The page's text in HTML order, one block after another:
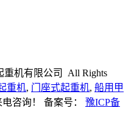
机有限公司 All Rights
重机, 门座式起重机, 船用甲
电咨询！ 备案号： 豫ICP备